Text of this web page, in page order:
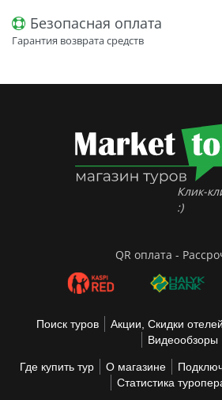
Безопасная оплата
Гарантия возврата средств
Клик-
:)
QR оплата -
Поиск туров Акции, Скидки отелей
Видеообзоры
Где купить тур О магазине
Статистика